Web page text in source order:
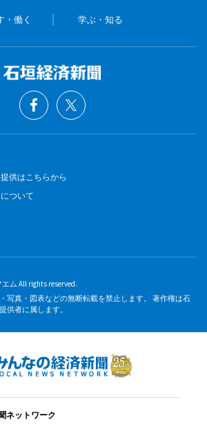
・働く 学ぶ・知る
供はこちらから
ついて
ム All rights reserved.
写真・図表などの無断転載を禁止します。 著作権は石
供者に属します。
ネットワーク